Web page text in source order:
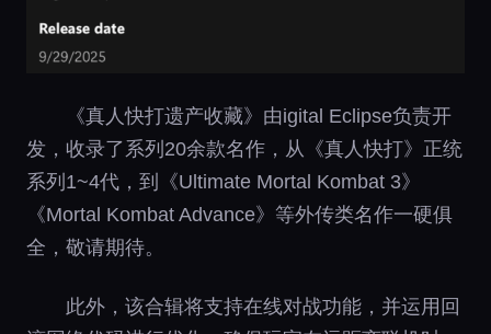
《真人快打遗产收藏》由igital Eclipse负责开
发，收录了系列20余款名作，从《真人快打》正统
系列1~4代，到《Ultimate Mortal Kombat 3》
《Mortal Kombat Advance》等外传类名作一硬俱
全，敬请期待。
此外，该合辑将支持在线对战功能，并运用回